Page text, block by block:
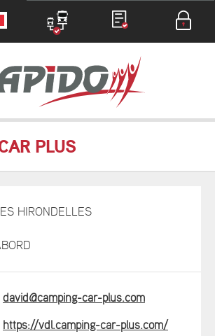
PLUS
HIRONDELLES
david@camping-car-plus.com
https://vdl.camping-car-plus.com/